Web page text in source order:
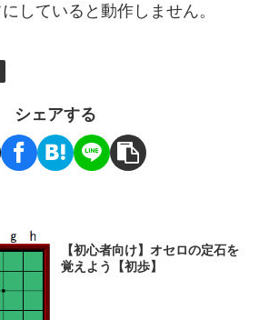
していると動作しません。
シェアする
【初心者向け】オセロの定石を
覚えよう【初歩】